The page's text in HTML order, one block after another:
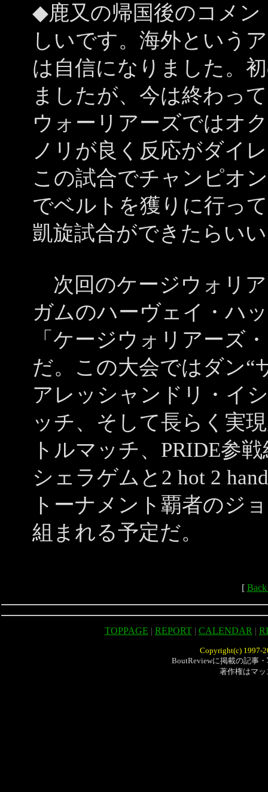
◆鹿又の帰国後のコメ
しいです。海外という
は自信になりました。
ましたが、今は終わっ
ウォーリアーズではオ
ノリが良く反応がダイ
この試合でチャンピオ
でベルトを獲りに行っ
凱旋試合ができたらい
次回のケージウォリ
ガムのハーヴェイ・ハ
「ケージウォリアーズ
だ。この大会ではダン“
アレッシャンドリ・イ
ッチ、そして長らく実
トルマッチ、PRIDE参
シェラゲムと2 hot 2
トーナメント覇者のジ
組まれる予定だ。
[
TOPPAGE | REPORT| CALENDAR |
Copyright(c) 1997-
BoutReviewに掲載の記事
著作権はマ